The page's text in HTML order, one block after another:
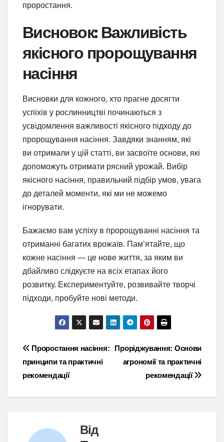
проростання.
Висновок: Важливість
якісного пророщування
насіння
Висновки для кожного, хто прагне досягти
успіхів у рослинництві починаються з
усвідомлення важливості якісного підходу до
пророщування насіння. Завдяки знанням, які
ви отримали у цій статті, ви засвоїте основи, які
допоможуть отримати рясний урожай. Вибір
якісного насіння, правильний підбір умов, увага
до деталей моменти, які ми не можемо
ігнорувати.
Бажаємо вам успіху в пророщуванні насіння та
отриманні багатих врожаїв. Пам’ятайте, що
кожне насіння — це нове життя, за яким ви
дбайливо слідкуєте на всіх етапах його
розвитку. Експериментуйте, розвивайте творчі
підходи, пробуйте нові методи.
Навігація
записів
Проріджування: Основи
агрономії та практичні
рекомендації
Проростання насіння:
принципи та практичні
рекомендації
Від